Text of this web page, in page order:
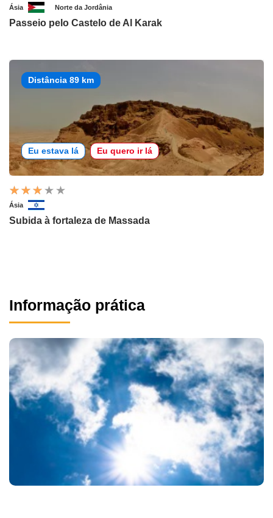
Ásia Norte da Jordânia
Passeio pelo Castelo de Al Karak
Distância 89 km
Eu estava lá Eu quero ir lá
Ásia
Subida à fortaleza de Massada
Informação prática